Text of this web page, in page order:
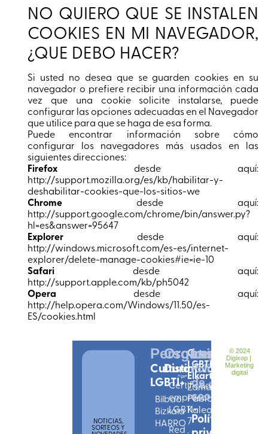
NO QUIERO QUE SE INSTALEN
COOKIES EN MI NAVEGADOR,
¿QUE DEBO HACER?
Si usted no desea que se guarden cookies en su
navegador o prefiere recibir una información cada
vez que una cookie solicite instalarse, puede
configurar las opciones adecuadas en el Navegador
que utilice para que se haga de esa forma.
Puede encontrar información sobre cómo
configurar los navegadores más usados en las
siguientes direcciones:
Firefox desde aquí:
http://support.mozilla.org/es/kb/habilitar-y-
deshabilitar-cookies-que-los-sitios-we
Chrome desde aquí:
http://support.google.com/chrome/bin/answer.py?
hl=es&answer=95647
Explorer desde aquí:
http://windows.microsoft.com/es-es/internet-
explorer/delete-manage-cookies#ie=ie-10
Safari desde aquí:
http://support.apple.com/kb/ph5042
Opera desde aquí:
http://help.opera.com/Windows/11.50/es-
ES/cookies.html
NOTICIAS,
SORTEOS Y
Ortzadar
LGBTI
Elkartea
Zamarripa
Pablo
Kalea,
7
Personas
Cultura
LGBTI+
Bilbao
Bizkaia
HARRO
Organizciones
Distintivos
Certificado
empresarial
LGBTI+
Red
Legal
Política
de
cookies
Política de
© 2024
Digixop |
Marketing
digital